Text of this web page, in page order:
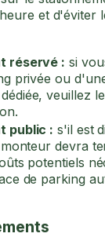
et d'éviter
réservé : si
privée ou
veuillez
public : s'il est
devra
potentiels
de parking